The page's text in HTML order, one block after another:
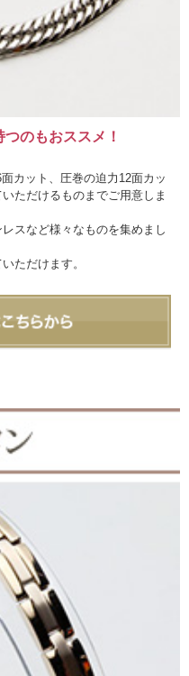
のもおススメ！
カット、圧巻の迫力12面カッ
ただけるものまでご用意しま
スなど様々なものを集めまし
ただけます。